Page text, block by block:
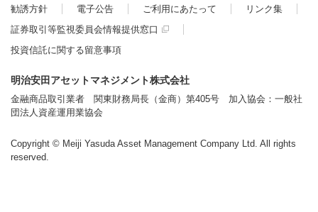
勧誘方針
電子公告 ご利用にあたって
リンク集
証券取引等監視委員会情報提供窓口
投資信託に関する留意事項
明治安田アセットマネジメント株式会社
金融商品取引業者 関東財務局長（金商）第405号 加入協会：一般社
団法人資産運用業協会
Copyright © Meiji Yasuda Asset Management Company Ltd. All rights
reserved.